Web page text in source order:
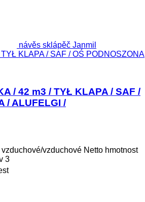
návěs sklápěč Janmil
KLAPA / SAF / OŚ PODNOSZONA
/ 42 m3 / TYŁ KLAPA / SAF /
/ ALUFELGI /
vzduchové/vzduchové Netto hmotnost
3